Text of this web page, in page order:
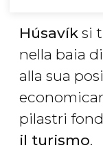
Húsavík si
nella baia
alla sua
pilastri
il turismo.